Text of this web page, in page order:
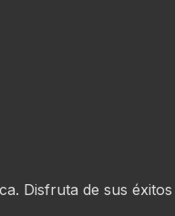
Disfruta de sus